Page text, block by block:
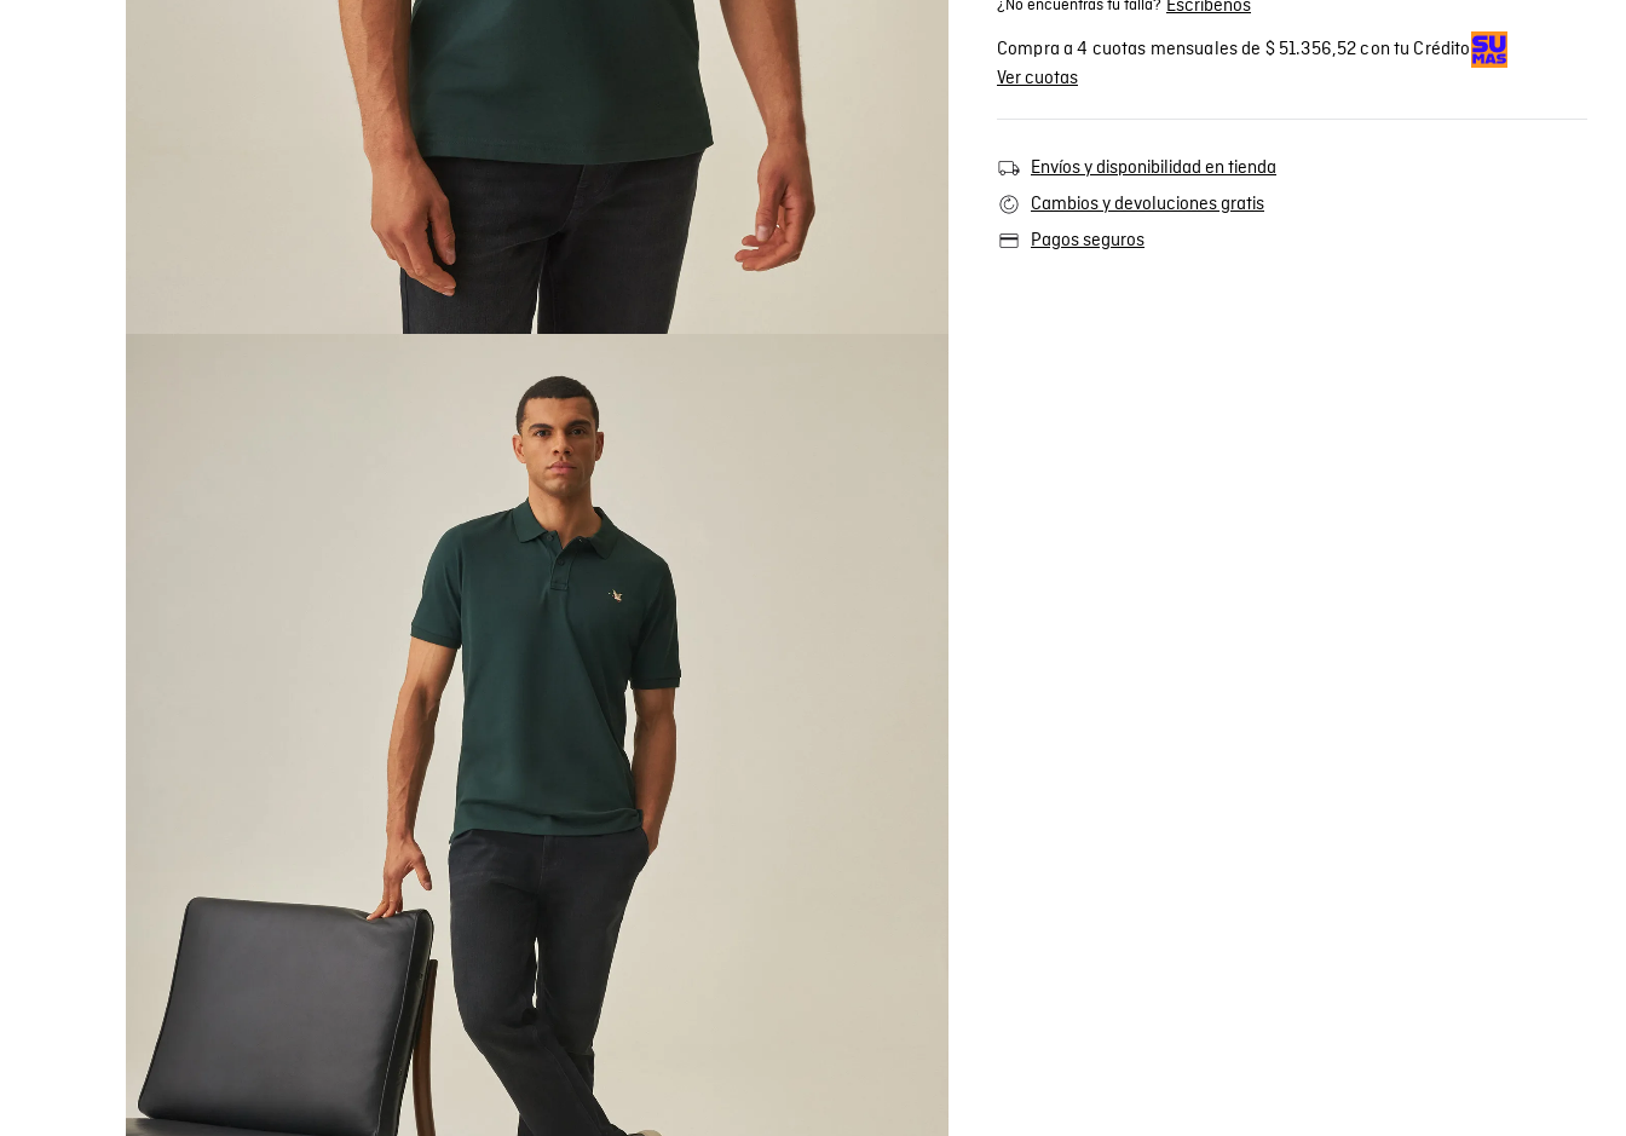
¿No encuentras tu talla? Escríbenos
Compra a 4 cuotas mensuales de $ 51.356,52 con tu Crédito
Ver cuotas
Envíos y disponibilidad en tienda
Cambios y devoluciones gratis
Pagos seguros